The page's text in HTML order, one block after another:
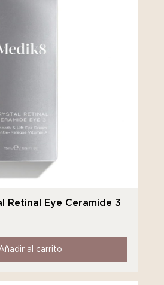
Retinal Eye Ceramide 3
al carrito